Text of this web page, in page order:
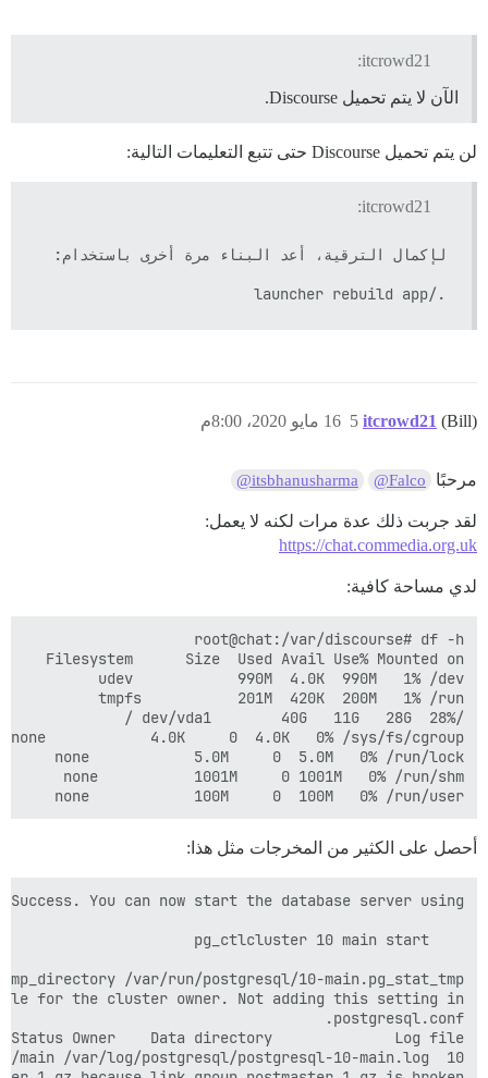
itcrowd21:
الآن لا يتم تحميل Discourse.
لن يتم تحميل Discourse حتى تتبع التعليمات التالية:
itcrowd21:
./launcher rebuild app
itcrowd21 (Bill) 16 مايو 2020، 8:00م 5
مرحبًا @Falco
@itsbhanusharma
لقد جربت ذلك عدة مرات لكنه لا يعمل:
https://chat.commedia.org.uk
لدي مساحة كافية:
none            100M     0  100M   0% /run/user
أحصل على الكثير من المخرجات مثل هذا: